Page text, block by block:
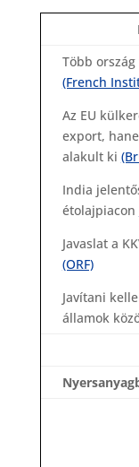
Több
(French
Az EU
export,
alakult ki
India
étolajpiacon
Javaslat a
(ORF)
Javítani
államok